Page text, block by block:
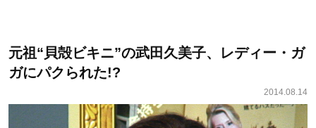
元祖“貝殻ビキニ”の武田久美子、レディー・ガ
ガにパクられた!?
2014.08.14